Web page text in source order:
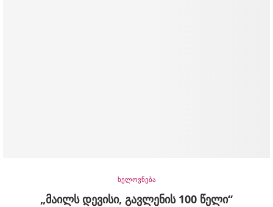
ხელოვნება
„მაილს დევისი, გავლენის 100 წელი“